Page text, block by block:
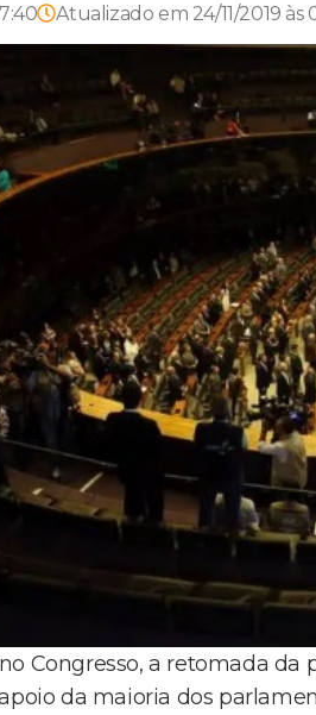
Atualizado em 24/11/2019 às
Congresso, a retomada
da maioria dos